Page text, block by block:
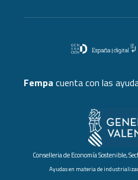
Fempa cuenta con las
Conselleria de Economía Sostenible,
Ayudas en materia de